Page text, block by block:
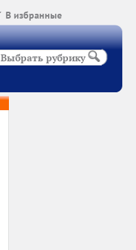
В избранные
Выбрать рубрику